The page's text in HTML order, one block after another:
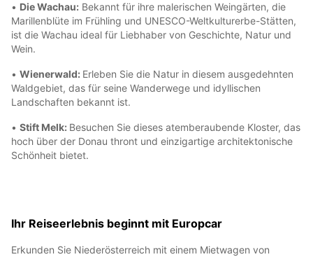
• Die Wachau: Bekannt für ihre malerischen Weingärten, die
Marillenblüte im Frühling und UNESCO-Weltkulturerbe-Stätten,
ist die Wachau ideal für Liebhaber von Geschichte, Natur und
Wein.
• Wienerwald: Erleben Sie die Natur in diesem ausgedehnten
Waldgebiet, das für seine Wanderwege und idyllischen
Landschaften bekannt ist.
• Stift Melk: Besuchen Sie dieses atemberaubende Kloster, das
hoch über der Donau thront und einzigartige architektonische
Schönheit bietet.
Ihr Reiseerlebnis beginnt mit Europcar
Erkunden Sie Niederösterreich mit einem Mietwagen von